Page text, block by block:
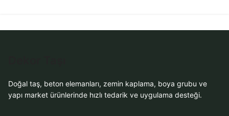
Doğal taş, beton elemanları, zemin kaplama, boya grubu ve
yapı market ürünlerinde hızlı tedarik ve uygulama desteği.